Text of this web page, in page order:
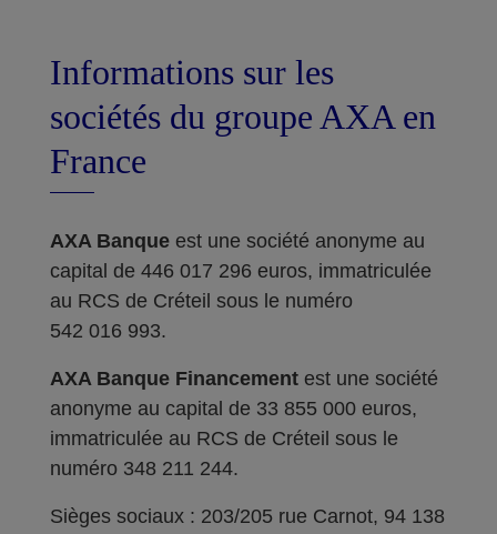
Informations sur les
sociétés du groupe AXA en
France
AXA Banque est une société anonyme au
capital de 446 017 296 euros, immatriculée
au RCS de Créteil sous le numéro
542 016 993.
AXA Banque Financement est une société
anonyme au capital de 33 855 000 euros,
immatriculée au RCS de Créteil sous le
numéro 348 211 244.
Sièges sociaux : 203/205 rue Carnot, 94 138